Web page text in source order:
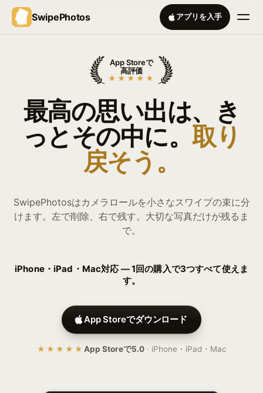
SwipePhotos アプリを入手
App Storeで
高評価
★★★★★
最高の思い出は、き
っとその中に。取り
戻そう。
SwipePhotosはカメラロールを小さなスワイプの束に分
けます。左で削除、右で残す。大切な写真だけが残るま
で。
iPhone・iPad・Mac対応 — 1回の購入で3つすべて使えま
す。
App Storeでダウンロード
★★★★★ App Storeで5.0· iPhone・iPad・Mac